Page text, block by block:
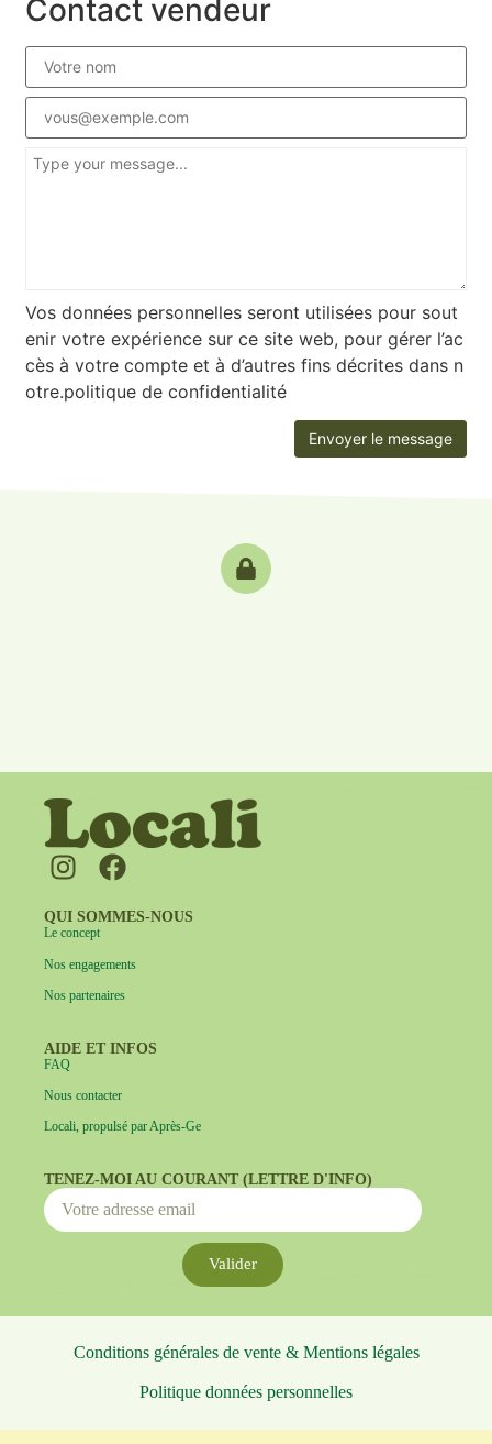
Contact vendeur
Vos données personnelles seront utilisées pour sout
enir votre expérience sur ce site web, pour gérer l’ac
cès à votre compte et à d’autres fins décrites dans n
otre.politique de confidentialité
QUI SOMMES-NOUS
Le concept
Nos engagements
Nos partenaires
AIDE ET INFOS
FAQ
Nous contacter
Locali, propulsé par Après-Ge
TENEZ-MOI AU COURANT (LETTRE D'INFO)
Valider
Conditions générales de vente & Mentions légales
Politique données personnelles